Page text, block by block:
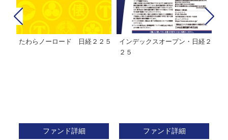
たわらノーロード 日経２２５
ファンド詳細
インデックスオープン・日経２
２５
ファンド詳細